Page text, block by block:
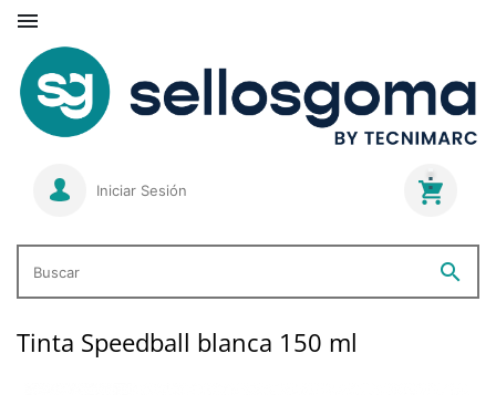

Iniciar Sesión
Buscar
search
Tinta Speedball blanca 150 ml